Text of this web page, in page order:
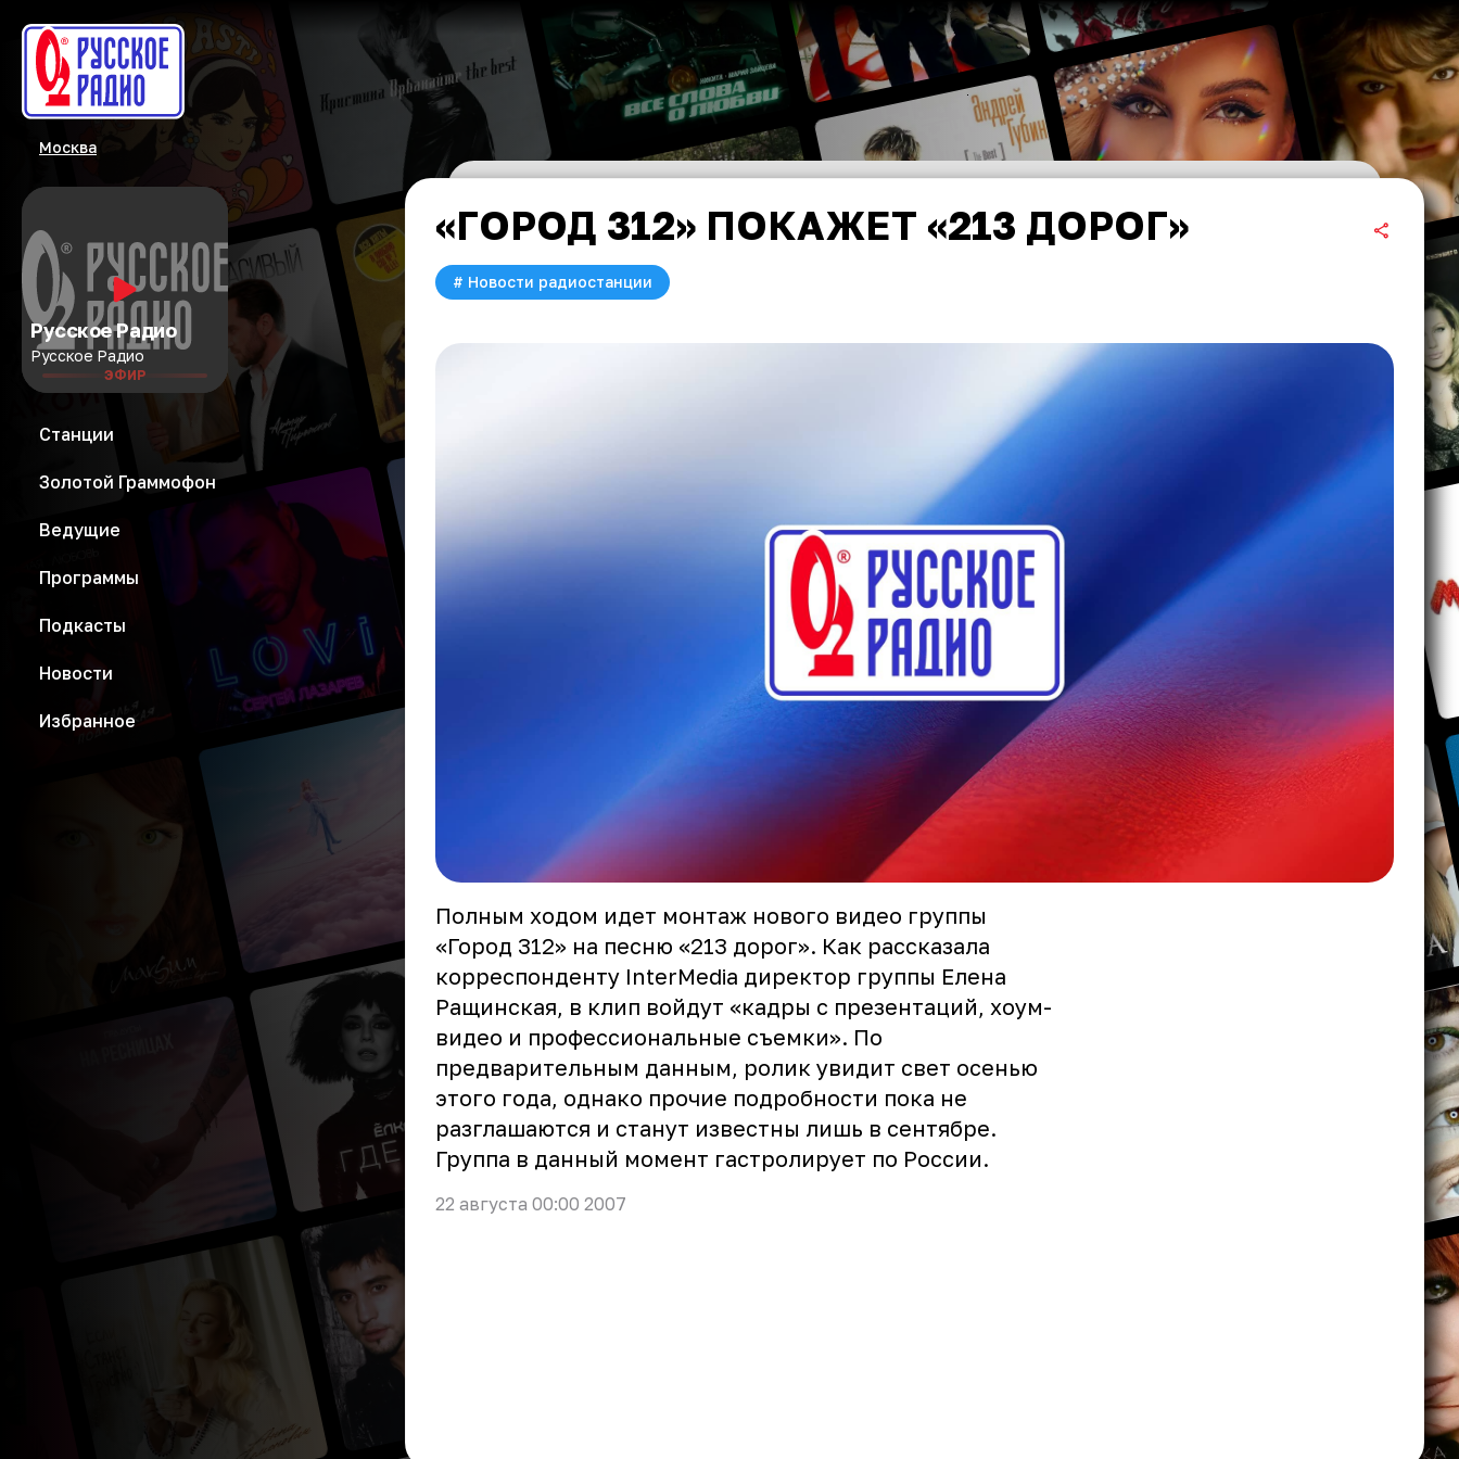
Москва
Русское Радио
Русское Радио
ЭФИР
Станции
Золотой Граммофон
Ведущие
Программы
Подкасты
Новости
Избранное
«ГОРОД 312» ПОКАЖЕТ «213 ДОРОГ»
# Новости радиостанции
Полным ходом идет монтаж нового видео группы
«Город 312» на песню «213 дорог». Как рассказала
корреспонденту InterMedia директор группы Елена
Ращинская, в клип войдут «кадры с презентаций, хоум-
видео и профессиональные съемки». По
предварительным данным, ролик увидит свет осенью
этого года, однако прочие подробности пока не
разглашаются и станут известны лишь в сентябре.
Группа в данный момент гастролирует по России.
22 августа 00:00 2007